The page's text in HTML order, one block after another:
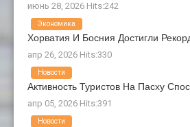
июнь 28, 2026 Hits:242
Хорватия И Босния Достигли
апр 26, 2026 Hits:330
Экономика
Активность Туристов На Пасху
апр 05, 2026 Hits:391
Новости
Новости